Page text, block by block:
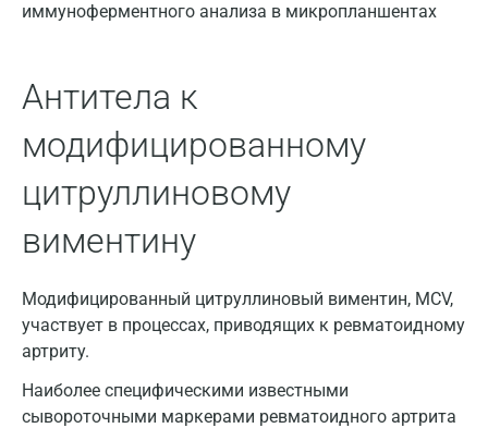
иммуноферментного анализа в микропланшентах
Антитела к
модифицированному
цитруллиновому
виментину
Модифицированный цитруллиновый виментин, MCV,
участвует в процессах, приводящих к ревматоидному
артриту.
Наиболее специфическими известными
сывороточными маркерами ревматоидного артрита
Вологда
Всеволожск
Гатчина
Геленджик
Голубое
Дмитров
Долгопрудный